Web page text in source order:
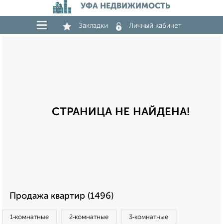
УФА НЕДВИЖИМОСТЬ
Закладки Личный кабинет
СТРАНИЦА НЕ НАЙДЕНА!
Продажа квартир (1496)
1‑комнатные 2‑комнатные 3‑комнатные